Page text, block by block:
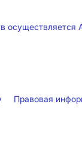
Правовая